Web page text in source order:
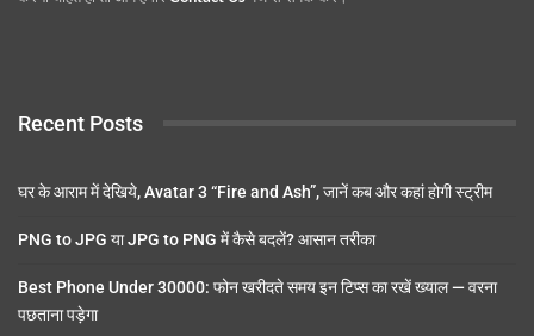
Recent Posts
घर के आराम में देखिये, Avatar 3 “Fire and Ash”, जानें कब और कहां होगी स्ट्रीम
PNG to JPG या JPG to PNG में कैसे बदलें? आसान तरीका
Best Phone Under 30000: फोन खरीदते समय इन टिप्स का रखें ख्याल — वरना
पछताना पड़ेगा